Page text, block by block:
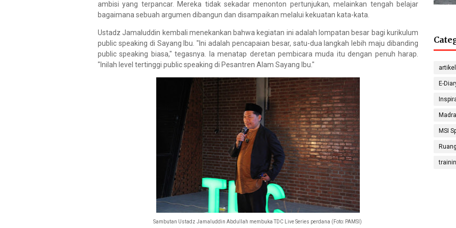
ambisi yang terpancar. Mereka tidak sekadar menonton pertunjukan, melainkan tengah belajar
bagaimana sebuah argumen dibangun dan disampaikan melalui kekuatan kata-kata.
Ustadz Jamaluddin kembali menekankan bahwa kegiatan ini adalah lompatan besar bagi kurikulum
public speaking di Sayang Ibu. "Ini adalah pencapaian besar, satu-dua langkah lebih maju dibanding
public speaking biasa," tegasnya. Ia menatap deretan pembicara muda itu dengan penuh harap.
"Inilah level tertinggi public speaking di Pesantren Alam Sayang Ibu."
Sambutan Ustadz Jamaluddin Abdullah membuka TDC Live Series perdana (Foto: PAMSI)
Math
artikel
E-
MSI